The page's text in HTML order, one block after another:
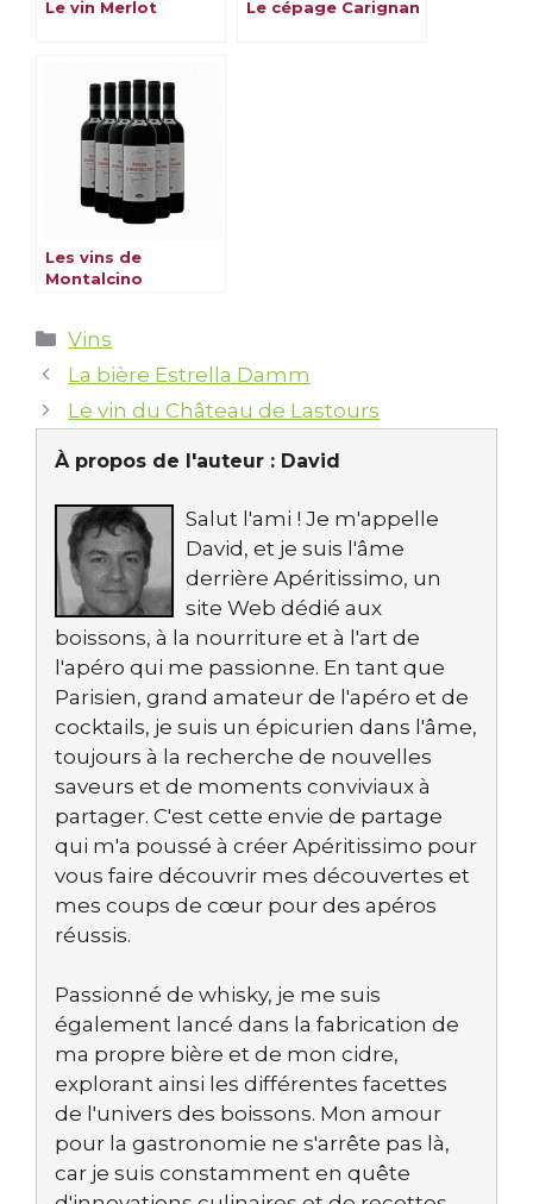
Le vin Merlot Le cépage Carignan
Les vins de
Montalcino
Catégories
Vins
La bière Estrella Damm
Le vin du Château de Lastours
À propos de l'auteur : David
Salut l'ami ! Je m'appelle
David, et je suis l'âme
derrière Apéritissimo, un
site Web dédié aux
boissons, à la nourriture et à l'art de
l'apéro qui me passionne. En tant que
Parisien, grand amateur de l'apéro et de
cocktails, je suis un épicurien dans l'âme,
toujours à la recherche de nouvelles
saveurs et de moments conviviaux à
partager. C'est cette envie de partage
qui m'a poussé à créer Apéritissimo pour
vous faire découvrir mes découvertes et
mes coups de cœur pour des apéros
réussis.
Passionné de whisky, je me suis
également lancé dans la fabrication de
ma propre bière et de mon cidre,
explorant ainsi les différentes facettes
de l'univers des boissons. Mon amour
pour la gastronomie ne s'arrête pas là,
car je suis constamment en quête